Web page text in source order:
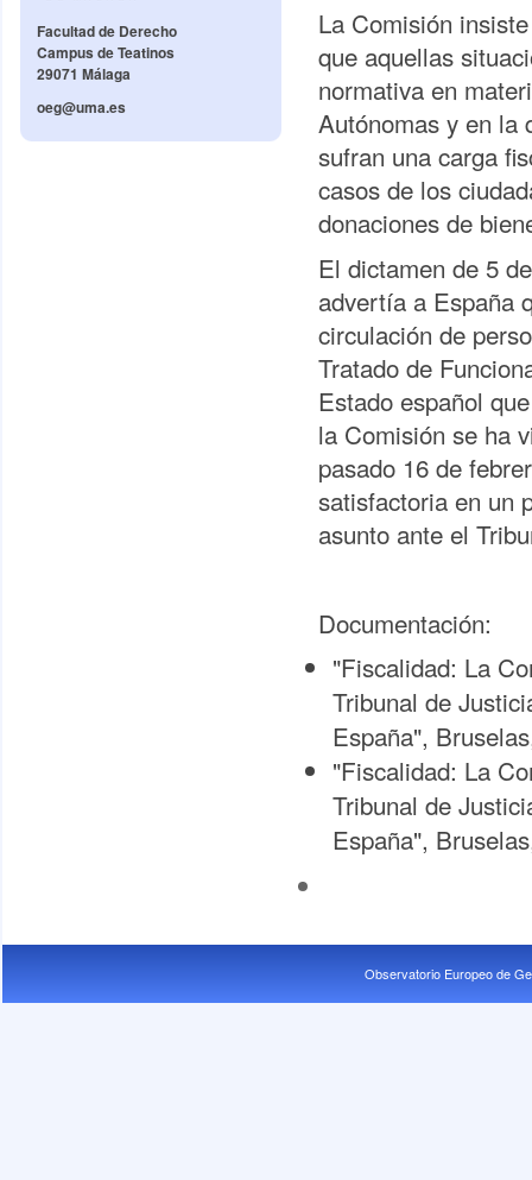
Facultad de Derecho
Campus de Teatinos
29071 Málaga
oeg@uma.es
La Comisión
que aquellas
normativa en
Autónomas y en la
sufran una carga
casos de los
donaciones de
El dictamen de 5
advertía a España
circulación de
Tratado de
Estado español
la Comisión se ha
pasado 16 de
satisfactoria en un
asunto ante el
Documentación:
"Fiscalidad: La
Tribunal de
España",
"Fiscalidad: La
Tribunal de
España",
Observatorio Europeo de